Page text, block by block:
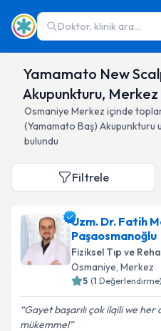
Doktor, klinik ara...
Yamamato New
Akupunkturu,
Osmaniye Merkez içinde
(Yamamato Baş) Akupunkturu
bulundu
Filtrele
Uzm. Dr. Fatih
Paşaosmanoğlu
Fiziksel Tıp ve
Osmaniye, Merkez
5 (1 Değerlendirme)
Gayet başarılı çok ilqili we her
mükemmel